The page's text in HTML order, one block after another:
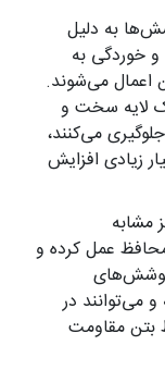
به دلیل
و خوردگی به
اعمال می‌شوند.
لایه سخت و
می‌کنند،
زیادی افزایش
مشابه
عمل کرده و
پوشش‌های
می‌توانند در
بتن مقاومت